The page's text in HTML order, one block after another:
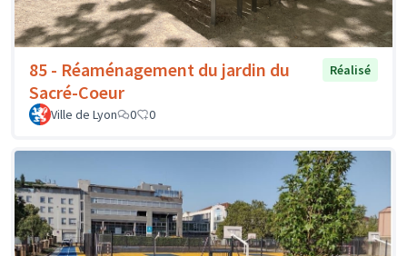
85 - Réaménagement du jardin du
Sacré-Coeur
Réalisé
Ville de Lyon 0 0